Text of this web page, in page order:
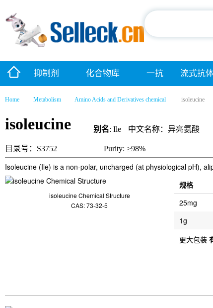
抑制剂 化合物库 一抗 流式抗
Home Metabolism Amino Acids and Derivatives chemical isoleucine
isoleucine 别名: Ile 中文名称：异亮氨酸
目录号：S3752 Purity: ≥98%
Isoleucine (Ile) is a non-polar, uncharged (at physiological pH),
isoleucine Chemical Structure
CAS: 73-32-5
规格
25mg
1g
更大包装